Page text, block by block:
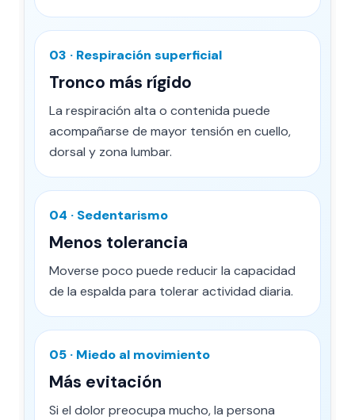
03 · Respiración superficial
Tronco más rígido
La respiración alta o contenida puede
acompañarse de mayor tensión en cuello,
dorsal y zona lumbar.
04 · Sedentarismo
Menos tolerancia
Moverse poco puede reducir la capacidad
de la espalda para tolerar actividad diaria.
05 · Miedo al movimiento
Más evitación
Si el dolor preocupa mucho, la persona